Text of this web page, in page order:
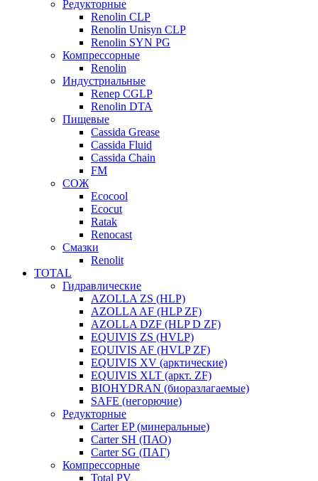
Редукторные
Renolin CLP
Renolin Unisyn CLP
Renolin SYN PG
Компрессорные
Renolin
Индустриальные
Renep CGLP
Renolin DTA
Пищевые
Cassida Grease
Cassida Fluid
Cassida Chain
FM
СОЖ
Ecocool
Ecocut
Ratak
Renocast
Смазки
Renolit
TOTAL
Гидравлические
AZOLLA ZS (HLP)
AZOLLA AF (HLP ZF)
AZOLLA DZF (HLP D ZF)
EQUIVIS ZS (HVLP)
EQUIVIS AF (HVLP ZF)
EQUIVIS XV (арктические)
EQUIVIS XLT (аркт. ZF)
BIOHYDRAN (биоразлагаемые)
SAFE (негорючие)
Редукторные
Carter EP (минеральные)
Carter SH (ПАО)
Carter SG (ПАГ)
Компрессорные
Total PV